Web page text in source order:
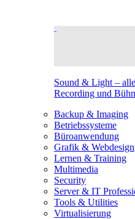
Sound & Light –
Recording und
Backup & Imaging
Betriebssysteme
Büroanwendung
Grafik & Webdesign
Lernen & Training
Multimedia
Security
Server & IT
Tools & Utilities
Virtualisierung